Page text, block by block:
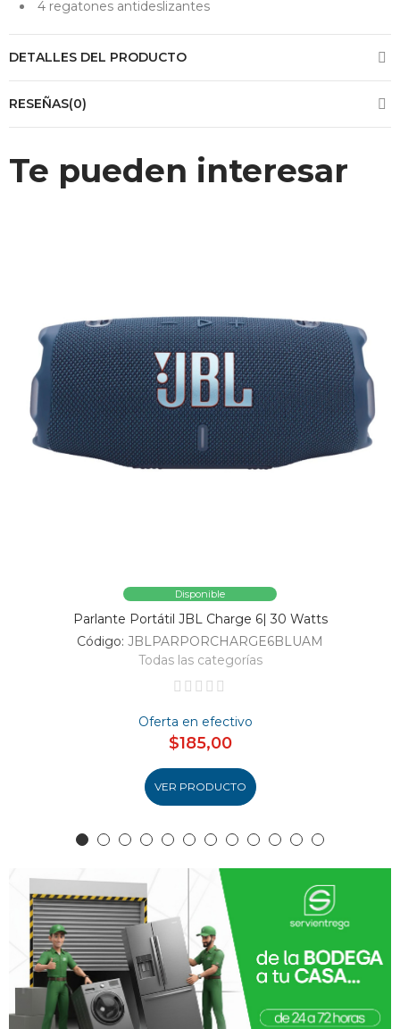
4 regatones antideslizantes
DETALLES DEL PRODUCTO
RESEÑAS(0)
Te pueden interesar
Disponible
Parlante Portátil JBL Charge 6| 30 Watts
Código: JBLPARPORCHARGE6BLUAM
Todas las categorías
Oferta en efectivo
$185,00
VER PRODUCTO